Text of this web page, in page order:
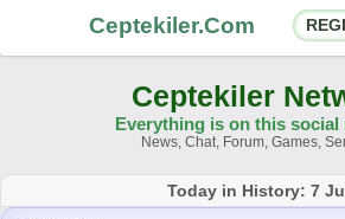
Ceptekiler.Com
Forums Social
Ceptekiler
Everything is on this social
News, Chat, Forum, Games,
Today in History: 7